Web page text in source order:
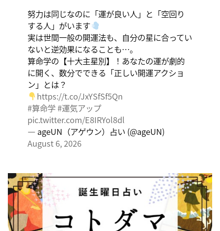
す。努力は同じなのに「運が良い人」と「空回り
する人」がいます
実は世間一般の開運法も、自分の星に合ってい
ないと逆効果になることも…。
算命学の【十大主星別】！あなたの運が劇的
に開く、数分でできる「正しい開運アクショ
ン」とは？
https://t.co/JxYSfSf5Qn
#算命学#運気アップ
pic.twitter.com/E8IRYol8dl
— ageUN（アゲウン）占い (@ageUN)
August 6, 2026